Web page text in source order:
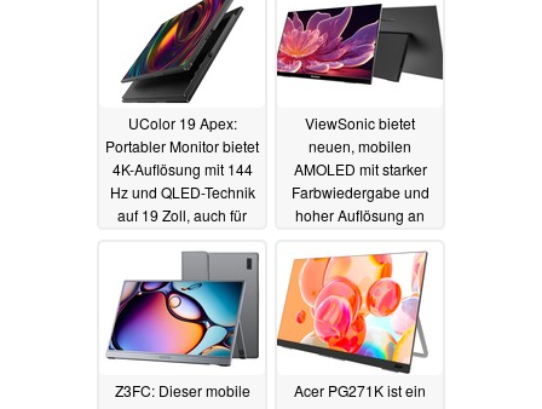
UColor 19 Apex:
Portabler Monitor bietet
4K-Auflösung mit 144
Hz und QLED-Technik
auf 19 Zoll, auch für
ViewSonic bietet
neuen, mobilen
AMOLED mit starker
Farbwiedergabe und
hoher Auflösung an
Z3FC: Dieser mobile
Acer PG271K ist ein